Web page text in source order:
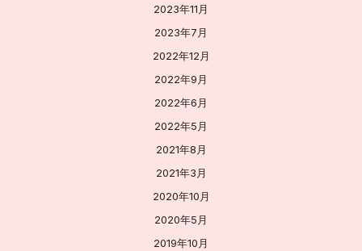
2023年11月
2023年7月
2022年12月
2022年9月
2022年6月
2022年5月
2021年8月
2021年3月
2020年10月
2020年5月
2019年10月